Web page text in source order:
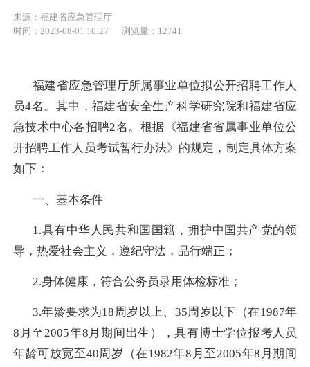
来源：福建省应急管理厅
时间：2023-08-01 16:27
浏览量：12741
福建省应急管理厅所属事业单位拟公开招聘工作人
员4名。其中，福建省安全生产科学研究院和福建省应
急技术中心各招聘2名。根据《福建省省属事业单位公
开招聘工作人员考试暂行办法》的规定，制定具体方案
如下：
一、基本条件
1.具有中华人民共和国国籍，拥护中国共产党的领
导，热爱社会主义，遵纪守法，品行端正；
2.身体健康，符合公务员录用体检标准；
3.年龄要求为18 周岁以上、 35周岁以下（在1987年
8 月至2005年8 月期间出生），具有博士学位报考人员
年龄可放宽至40周岁（在1982年8 月至2005年8 月期间